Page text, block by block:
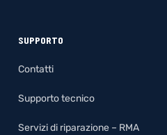
SUPPORTO
Contatti
Supporto tecnico
Servizi di riparazione – RMA